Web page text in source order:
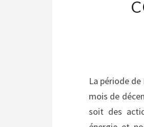
La période
mois de
soit des